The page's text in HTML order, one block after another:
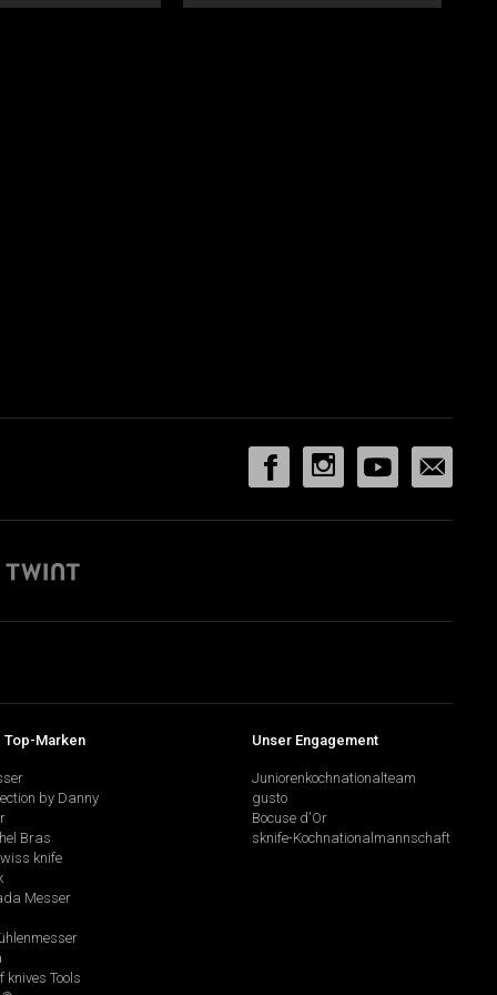
Top-Marken
by Danny
Bras
knife
Messer
knives Tools
Unser Engagement
Juniorenkochnationalteam
gusto
Bocuse d'Or
sknife-Kochnationalmannschaft